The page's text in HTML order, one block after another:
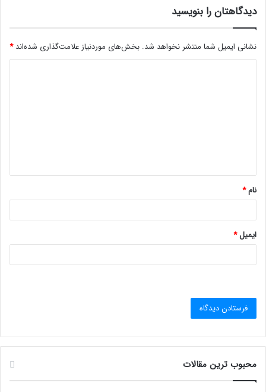
دیدگاهتان را بنویسید
نشانی ایمیل شما منتشر نخواهد شد. بخش‌های موردنیاز علامت‌گذاری شده‌اند*
*
نام*
ایمیل*
محبوب ترین مقالات